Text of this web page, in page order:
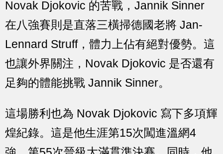
Novak Djokovic 的苦戰，Jannik Sinner
在八強賽則是直落三橫掃德國老將 Jan-
Lennard Struff，體力上佔有絕對優勢。這
也讓外界關注，Novak Djokovic 是否還有
足夠的體能挑戰 Jannik Sinner。
這場勝利也為 Novak Djokovic 寫下多項輝
煌紀錄。這是他生涯第15次闖進溫網4